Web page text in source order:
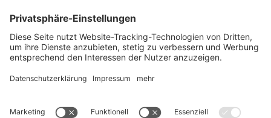
Versanddienstleister
Zahlungsanbieter